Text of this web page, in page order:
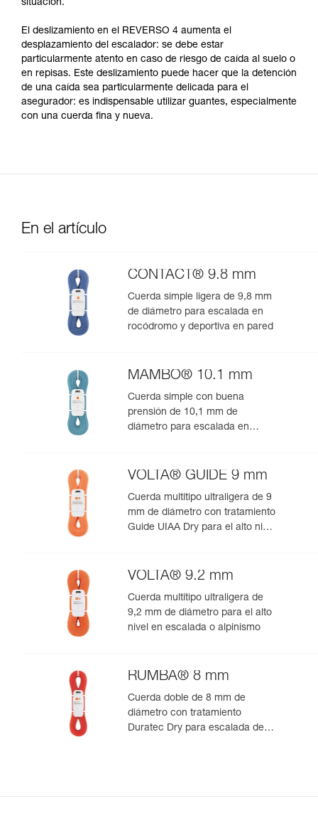
situación.
El deslizamiento en el REVERSO 4 aumenta el
desplazamiento del escalador: se debe estar
particularmente atento en caso de riesgo de caída al suelo o
en repisas. Este deslizamiento puede hacer que la detención
de una caída sea particularmente delicada para el
asegurador: es indispensable utilizar guantes, especialmente
con una cuerda fina y nueva.
En el artículo
CONTACT® 9.8 mm
Cuerda simple ligera de 9,8 mm
de diámetro para escalada en
rocódromo y deportiva en pared
MAMBO® 10.1 mm
Cuerda simple con buena
prensión de 10,1 mm de
diámetro para escalada en
VOLTA® GUIDE 9 mm
Cuerda multitipo ultraligera de 9
mm de diámetro con tratamiento
Guide UIAA Dry para el alto nivel
VOLTA® 9.2 mm
Cuerda multitipo ultraligera de
9,2 mm de diámetro para el alto
nivel en escalada o alpinismo
RUMBA® 8 mm
Cuerda doble de 8 mm de
diámetro con tratamiento
Duratec Dry para escalada de